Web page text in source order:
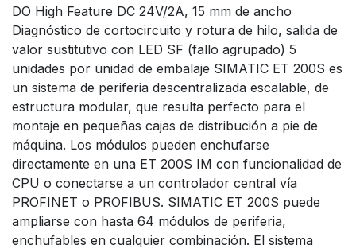
DO High Feature DC 24V/2A, 15 mm de ancho
Diagnóstico de cortocircuito y rotura de hilo, salida de
valor sustitutivo con LED SF (fallo agrupado) 5
unidades por unidad de embalaje SIMATIC ET 200S es
un sistema de periferia descentralizada escalable, de
estructura modular, que resulta perfecto para el
montaje en pequeñas cajas de distribución a pie de
máquina. Los módulos pueden enchufarse
directamente en una ET 200S IM con funcionalidad de
CPU o conectarse a un controlador central vía
PROFINET o PROFIBUS. SIMATIC ET 200S puede
ampliarse con hasta 64 módulos de periferia,
enchufables en cualquier combinación. El sistema